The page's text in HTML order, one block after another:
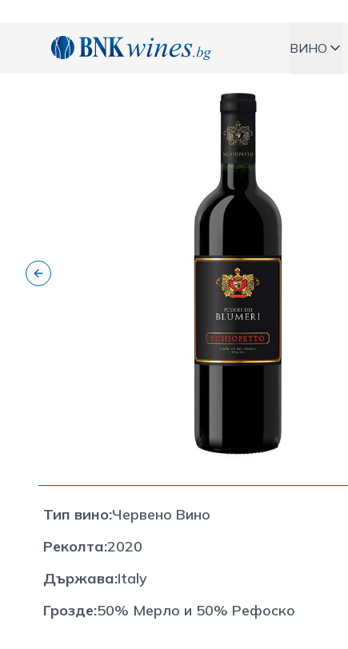
BNKWines.bg ВИНО
Previous slide
Тип вино:Червено Вино
Реколта:2020
Държава:Italy
Грозде:50% Мерло и 50% Рефоско